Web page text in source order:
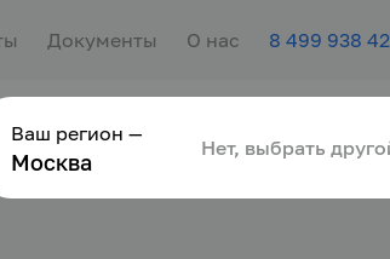
Документы О нас 8 499 938
Найти работу Для
Ваш регион —
Москва
Нет, выбрать